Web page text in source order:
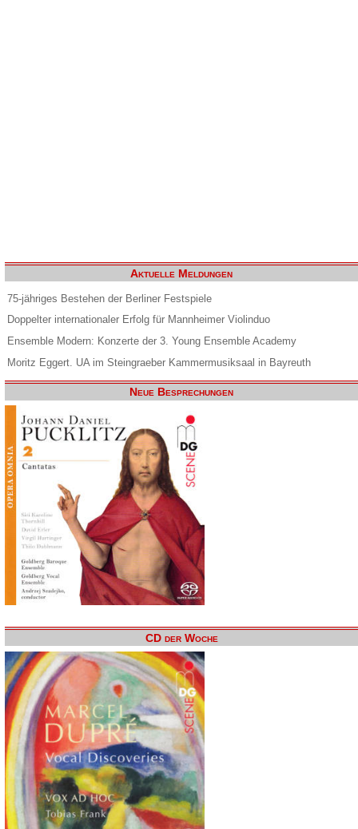
Aktuelle Meldungen
75-jähriges Bestehen der Berliner Festspiele
Doppelter internationaler Erfolg für Mannheimer Violinduo
Ensemble Modern: Konzerte der 3. Young Ensemble Academy
Moritz Eggert. UA im Steingraeber Kammermusiksaal in Bayreuth
Neue Besprechungen
CD der Woche